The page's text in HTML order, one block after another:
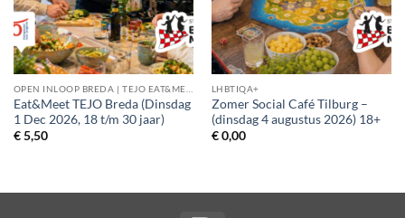
Eat&Meet TEJO Breda (Dinsdag
1 Dec 2026, 18 t/m 30 jaar)
€5,50
LHBTIQA+
Zomer Social Café Tilburg –
(dinsdag 4 augustus 2026) 18+
€0,00